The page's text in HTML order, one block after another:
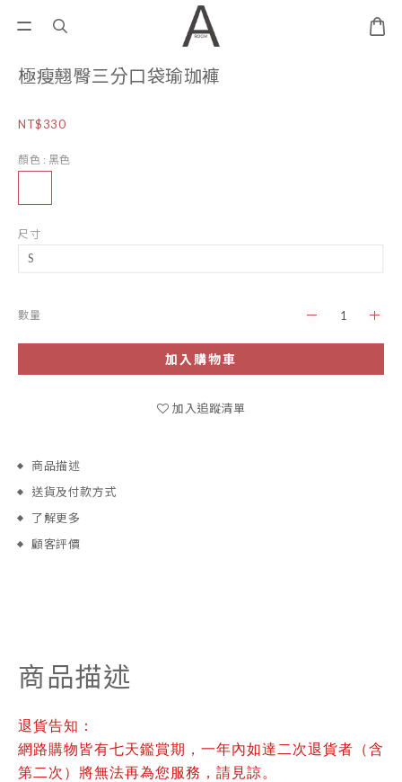
極瘦翹臀三分口袋瑜珈褲
NT$330
顏色 : 黑色
尺寸
數量
加入購物車
加入追蹤清單
商品描述
送貨及付款方式
了解更多
顧客評價
商品描述
退貨告知：
網路購物皆有七天鑑賞期，一年內如達二次退貨者（含
第二次）將無法再為您服務，請見諒。